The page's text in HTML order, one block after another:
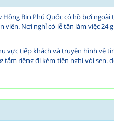
Bin Phú Quốc có hồ bơi
Nơi nghỉ có lễ tân làm việc 24
vực tiếp khách và truyền hình vệ
riêng đi kèm tiện nghi vòi sen,
của châu Á và phương Tây cho
có thể được đáp ứng.